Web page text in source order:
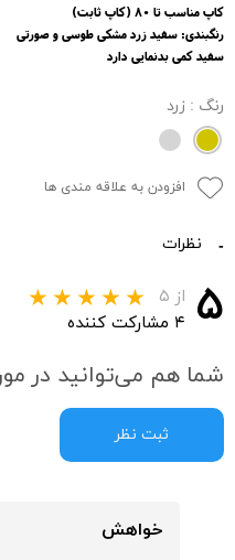
کاپ مناسب تا 80 (کاپ ثابت)
رنگبندی: سفید زرد مشکی طوسی و صورتی
سفید کمی بدنمایی دارد
رنگ : زرد
افزودن به علاقه مندی ها
نظرات
۵ از ۵
۴ مشارکت کننده
شما هم می‌توانید در
ثبت نظر
خواهش